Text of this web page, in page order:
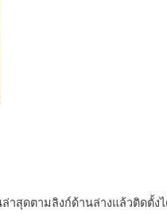
ล่าสุดตามลิงก์ด้านล่างแล้วติดตั้ง